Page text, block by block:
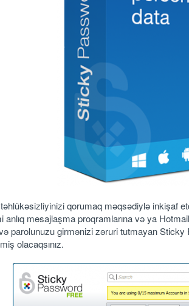
qorumaq məqsədiylə inkişaf
mesajlaşma proqramlarına və ya
parolunuzu girmənizi zəruri tutmayan
olacaqsınız.